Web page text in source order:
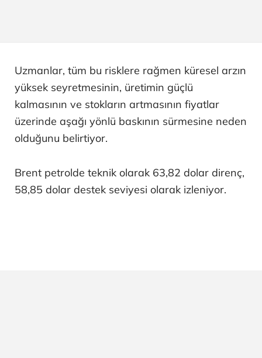
Uzmanlar, tüm bu risklere rağmen küresel arzın
yüksek seyretmesinin, üretimin güçlü
kalmasının ve stokların artmasının fiyatlar
üzerinde aşağı yönlü baskının sürmesine neden
olduğunu belirtiyor.
Brent petrolde teknik olarak 63,82 dolar direnç,
58,85 dolar destek seviyesi olarak izleniyor.​​​​​​​